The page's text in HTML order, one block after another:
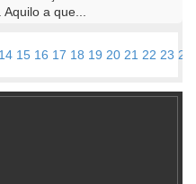
a que...
14 15 16 17 18 19 20 21 22 23 24